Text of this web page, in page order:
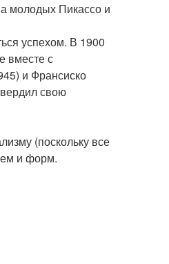
молодых Пикассо и
успехом. В 1900
вместе с
и Франсиско
свою
(поскольку все
и форм.